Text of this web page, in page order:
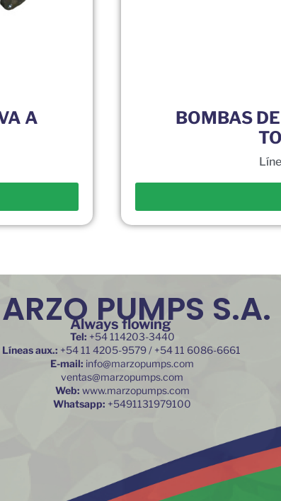
A
BOMBAS
PUMPS S.A.
Always flowing
Tel: +54 114203-3440
Líneas aux.: +54 11 4205-9579 / +54 11 6086-6661
E-mail: info@marzopumps.com
ventas@marzopumps.com
Web: www.marzopumps.com
Whatsapp: +5491131979100